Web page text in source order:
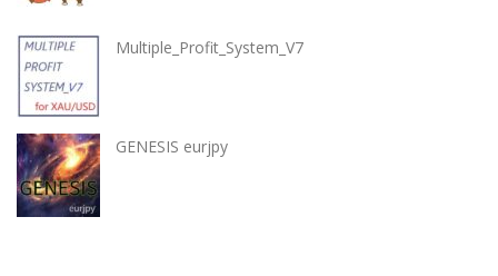
Multiple_Profit_System_V7
GENESIS eurjpy